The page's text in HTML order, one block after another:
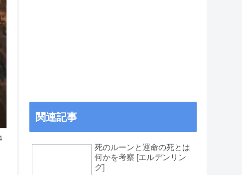
関連記事
死のルーンと運命の死とは
何かを考察 [エルデンリン
グ]